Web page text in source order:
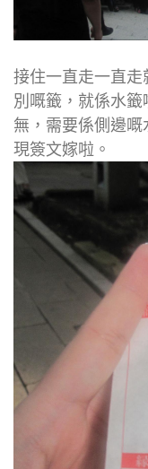
接住一直走一直
別嘅籤，就係水
無，需要係側邊
現簽文嫁啦。